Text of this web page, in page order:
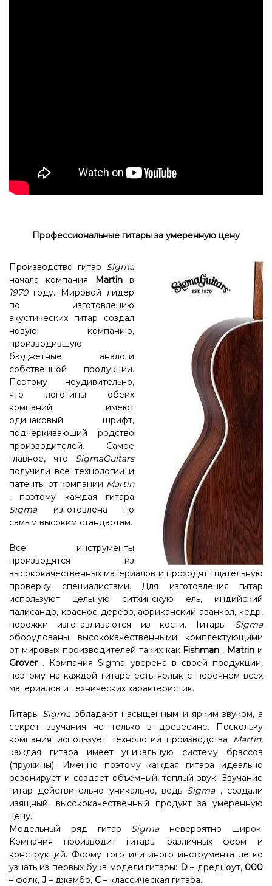
Профессиональные гитары за умеренную цену
Производство гитар Sigma
начала компания
Martinв
1970году. Мировой лидер
по изготовлению
акустических гитар создал
новую компанию,
производившую
бюджетные аналоги
собственной продукции.
Поэтому неудивительно,
что логотипы обеих
компаний имеют
одинаковый шрифт,
подчеркивающий родство
производителей. Самое
главное, что SigmaGuitars
получили все технологии и
патенты от компании Martin
, поэтому каждая гитара
Sigmaизготовлена ​​по
самым высоким стандартам.
Все инструменты
производятся из
высококачественных материалов и проходят тщательную
проверку специалистами. Для изготовления гитар
используют цельную ситхинскую ель, индийский
палисандр, красное дерево, африканский аванкол, кедр,
порожки изготавливаются из кости. Гитары Sigma
оборудованы высококачественными комплектующими
от мировых производителей таких как Fishman , Matrin и
Grover. Компания Sigma уверена в своей продукции,
поэтому на каждой гитаре есть ярлык с перечнем всех
материалов и технических характеристик.
Гитары Sigmaобладают насыщенным и ярким звуком, а
секрет звучания не только в древесине. Поскольку
компания использует технологии производства Martin,
каждая гитара имеет уникальную систему брассов
(пружины). Именно поэтому каждая гитара идеально
резонирует и создает объемный, теплый звук. Звучание
гитар действительно уникально, ведь Sigma, создали
изящный, высококачественный продукт за умеренную
цену.
Модельный ряд гитар Sigmaневероятно широк.
Компания производит гитары различных форм и
конструкций. Форму того или иного инструмента легко
узнать из первых букв модели гитары: D– дредноут, 000
– фолк, J – джамбо, C – классическая гитара.